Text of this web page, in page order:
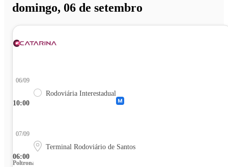
domingo, 06 de setembro
10:00
06/09
Rodoviária Interestadual
06:00
07/09
Terminal Rodoviário de Santos
Poltrona